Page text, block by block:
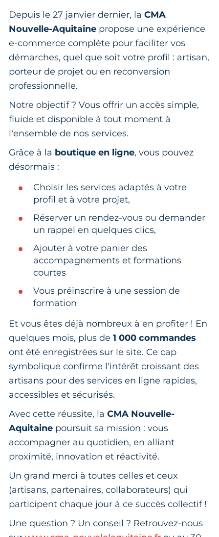
Depuis le 27 janvier dernier, la CMA
Nouvelle-Aquitaine propose une expérience
e-commerce complète pour faciliter vos
démarches, quel que soit votre profil : artisan,
porteur de projet ou en reconversion
professionnelle.
Notre objectif ? Vous offrir un accès simple,
fluide et disponible à tout moment à
l’ensemble de nos services.
Grâce à la boutique en ligne, vous pouvez
désormais :
Choisir les services adaptés à votre
profil et à votre projet,
Réserver un rendez-vous ou demander
un rappel en quelques clics,
Ajouter à votre panier des
accompagnements et formations
courtes
Vous préinscrire à une session de
formation
Et vous êtes déjà nombreux à en profiter ! En
quelques mois, plus de 1 000 commandes
ont été enregistrées sur le site. Ce cap
symbolique confirme l’intérêt croissant des
artisans pour des services en ligne rapides,
accessibles et sécurisés.
Avec cette réussite, la CMA Nouvelle-
Aquitaine poursuit sa mission : vous
accompagner au quotidien, en alliant
proximité, innovation et réactivité.
Un grand merci à toutes celles et ceux
(artisans, partenaires, collaborateurs) qui
participent chaque jour à ce succès collectif !
Une question ? Un conseil ? Retrouvez-nous